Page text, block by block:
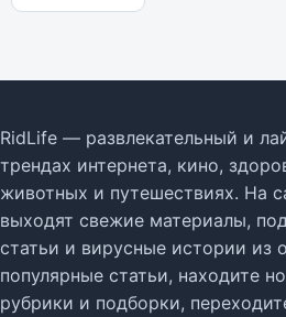
RidLife — развлекательный и
трендах интернета, кино,
животных и путешествиях. На
выходят свежие материалы,
статьи и вирусные истории из
популярные статьи, находите
рубрики и подборки,